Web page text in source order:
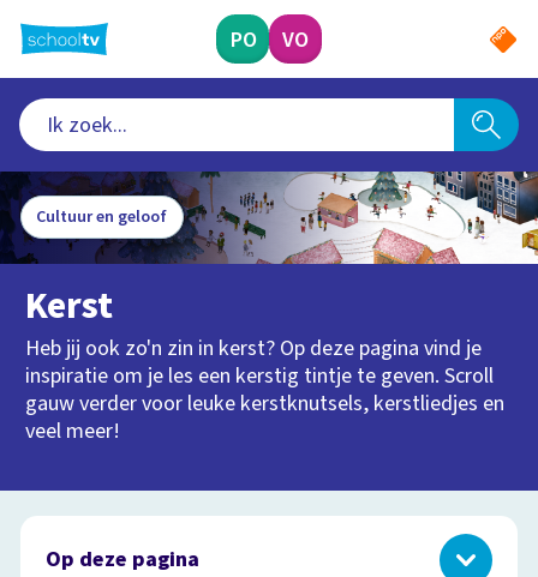
naar
hoofdinhoud
PO VO
Cultuur en geloof
Kerst
Heb jij ook zo'n zin in kerst? Op deze pagina vind je
inspiratie om je les een kerstig tintje te geven. Scroll
gauw verder voor leuke kerstknutsels, kerstliedjes en
veel meer!
Op deze pagina